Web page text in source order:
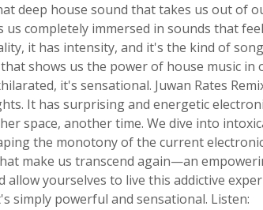
deep house sound that takes us out of
us completely immersed in sounds that
it has intensity, and it's the kind of
shows us the power of house music in
it's sensational. Juwan Rates
It has surprising and energetic
space, another time. We dive into
the monotony of the current
make us transcend again—an
allow yourselves to live this addictive
simply powerful and sensational. Listen: